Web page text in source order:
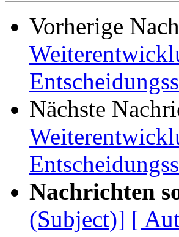
Vorherige
Nächste
Nachrichten
(Subject)] [